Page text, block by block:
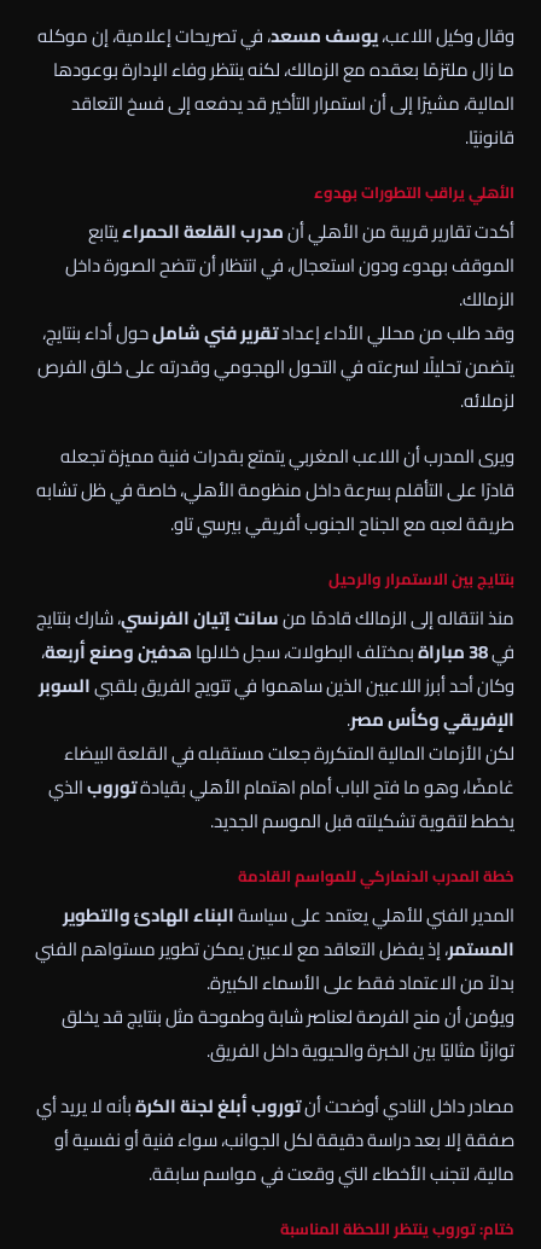
وقال وكيل اللاعب،يوسف مسعد، في تصريحات إعلامية، إن موكله
ما زال ملتزمًا بعقده مع الزمالك، لكنه ينتظر وفاء الإدارة بوعودها
المالية، مشيرًا إلى أن استمرار التأخير قد يدفعه إلى فسخ التعاقد
قانونيًا.
الأهلي يراقب التطورات بهدوء
أكدت تقارير قريبة من الأهلي أنمدرب القلعة الحمراءيتابع
الموقف بهدوء ودون استعجال، في انتظار أن تتضح الصورة داخل
الزمالك.
وقد طلب من محللي الأداء إعدادتقرير فني شاملحول أداء بنتايج،
يتضمن تحليلًا لسرعته في التحول الهجومي وقدرته على خلق الفرص
لزملائه.
ويرى المدرب أن اللاعب المغربي يتمتع بقدرات فنية مميزة تجعله
قادرًا على التأقلم بسرعة داخل منظومة الأهلي، خاصة في ظل تشابه
طريقة لعبه مع الجناح الجنوب أفريقي بيرسي تاو.
بنتايج بين الاستمرار والرحيل
منذ انتقاله إلى الزمالك قادمًا منسانت إتيان الفرنسي، شارك بنتايج
في38 مباراة بمختلف البطولات، سجل خلالهاهدفين وصنع أربعة،
وكان أحد أبرز اللاعبين الذين ساهموا في تتويج الفريق بلقبيالسوبر
الإفريقي وكأس مصر.
لكن الأزمات المالية المتكررة جعلت مستقبله في القلعة البيضاء
غامضًا، وهو ما فتح الباب أمام اهتمام الأهلي بقيادةتوروبالذي
يخطط لتقوية تشكيلته قبل الموسم الجديد.
خطة المدرب الدنماركي للمواسم القادمة
المدير الفني للأهلي يعتمد على سياسةالبناء الهادئ والتطوير
المستمر، إذ يفضل التعاقد مع لاعبين يمكن تطوير مستواهم الفني
بدلاً من الاعتماد فقط على الأسماء الكبيرة.
ويؤمن أن منح الفرصة لعناصر شابة وطموحة مثل بنتايج قد يخلق
توازنًا مثاليًا بين الخبرة والحيوية داخل الفريق.
مصادر داخل النادي أوضحت أنتوروب أبلغ لجنة الكرةبأنه لا يريد أي
صفقة إلا بعد دراسة دقيقة لكل الجوانب، سواء فنية أو نفسية أو
مالية، لتجنب الأخطاء التي وقعت في مواسم سابقة.
ختام: توروب ينتظر اللحظة المناسبة